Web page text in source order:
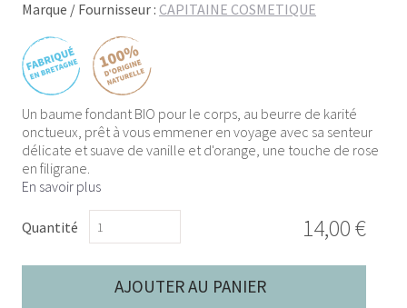
Marque / Fournisseur : CAPITAINE COSMETIQUE
Quantité 14,00 €
AJOUTER AU PANIER
Un baume fondant BIO pour le corps, au beurre de karité
onctueux, prêt à vous emmener en voyage avec sa senteur
délicate et suave de vanille et d'orange, une touche de rose
en filigrane.
En savoir plus